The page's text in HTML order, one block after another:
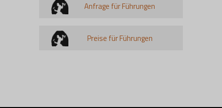
Anfrage für Führungen
Preise für Führungen